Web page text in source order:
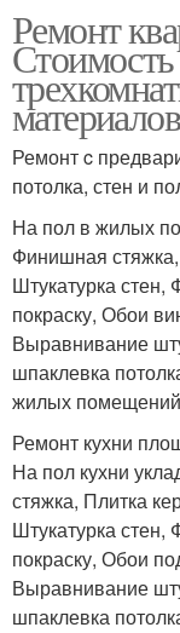
Ремонт
Ремонт c
потолка, стен и
На пол в жилых
Финишная
Штукатурка
покраску, Обои
Выравнивание
шпаклевка
жилых помещений
Ремонт кухни
На пол кухни
стяжка, Плитка
Штукатурка
покраску, Обои
Выравнивание
шпаклевка